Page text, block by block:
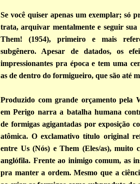
Se você quiser apenas um exemplar; só
trata, arquivar mentalmente e seguir
Them! (1954), primeiro e mais
subgênero. Apesar de datados, os
impressionantes pra época e tem uma
as de dentro do formigueiro, que são até
Produzido com grande orçamento pela
em Perigo narra a batalha humana
de formigas agigantadas por exposição
atômica. O exclamativo título original
entre Us (Nós) e Them (Eles/as), muito
anglófila. Frente ao inimigo comum, as
pra manter a ordem. Mesmo que a